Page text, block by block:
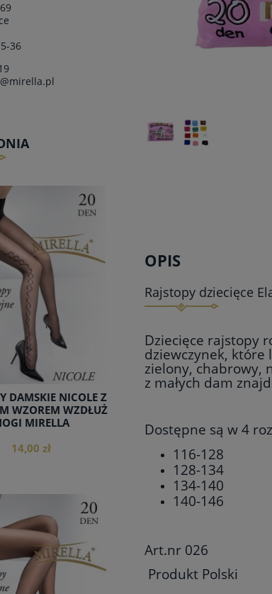
36
DAMSKIE NICOLE Z
WZOREM WZDŁUŻ
MIRELLA
14,00 zł
do koszyka
OPIS
Rajstopy dziecięce
Dziecięce rajstopy
dziewczynek, które
zielony, chabrowy,
z małych dam
Dostępne są w 4
116-128
128-134
134-140
140-146
Art.nr 026
Produkt Polski